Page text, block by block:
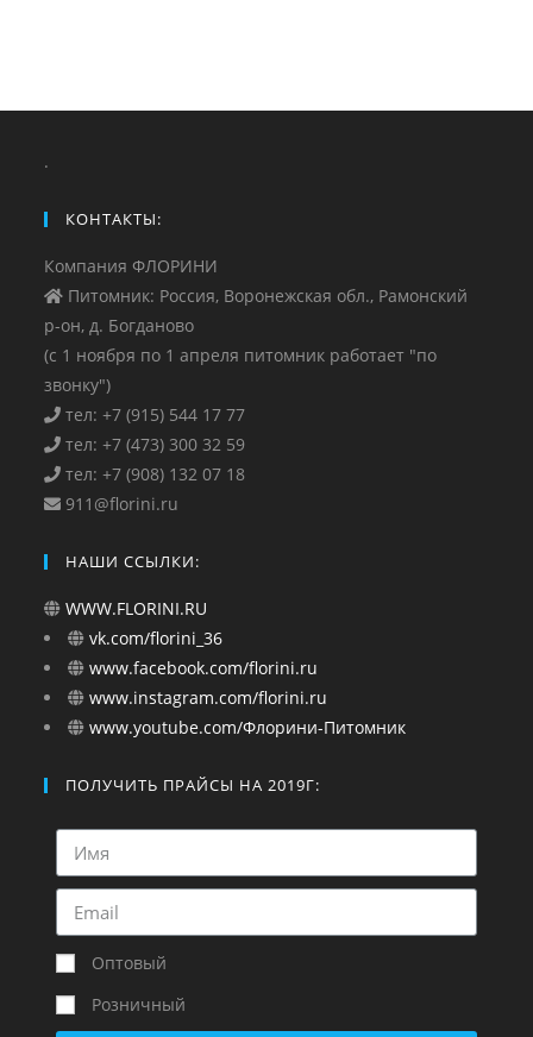
.
КОНТАКТЫ:
Компания ФЛОРИНИ
Питомник: Россия, Воронежская обл., Рамонский
р-он, д. Богданово
(с 1 ноября по 1 апреля питомник работает "по
звонку")
тел: +7 (915) 544 17 77
тел: +7 (473) 300 32 59
тел: +7 (908) 132 07 18
911@florini.ru
НАШИ ССЫЛКИ:
WWW.FLORINI.RU
vk.com/florini_36
www.facebook.com/florini.ru
www.instagram.com/florini.ru
www.youtube.com/Флорини-Питомник
ПОЛУЧИТЬ ПРАЙСЫ НА 2019Г:
Оптовый
Розничный